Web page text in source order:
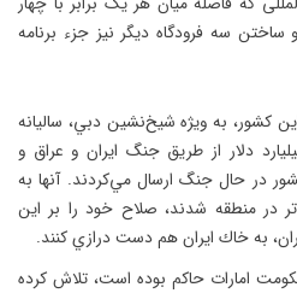
سه فرودگاه دیگر نیز جزء برنامه
كشور، به ويژه شيخ‌نشين دبي، ساليانه
دلار از طريق جنگ ايران و عراق و
در حال جنگ ارسال مي‌كردند. آنها به
در منطقه شدند، صلاح خود را بر اين
به خاك ايران هم دست درازي كنند.
امارات حاكم بوده است، تلاش كرده